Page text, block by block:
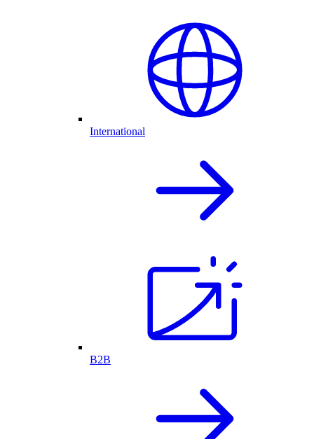
International
B2B